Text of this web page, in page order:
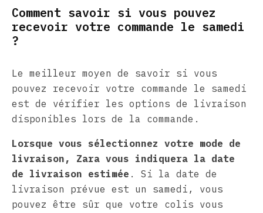
Comment savoir si vous pouvez
recevoir votre commande le samedi
?
Le meilleur moyen de savoir si vous
pouvez recevoir votre commande le samedi
est de vérifier les options de livraison
disponibles lors de la commande.
Lorsque vous sélectionnez votre mode de
livraison, Zara vous indiquera la date
de livraison estimée . Si la date de
livraison prévue est un samedi, vous
pouvez être sûr que votre colis vous